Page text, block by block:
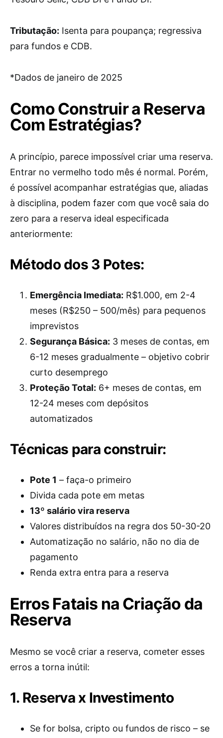
Tributação: Isenta para poupança; regressiva
para fundos e CDB.
*Dados de janeiro de 2025
Como Construir a Reserva
Com Estratégias?
A princípio, parece impossível criar uma reserva.
Entrar no vermelho todo mês é normal. Porém,
é possível acompanhar estratégias que, aliadas
à disciplina, podem fazer com que você saia do
zero para a reserva ideal especificada
anteriormente:
Método dos 3 Potes:
Emergência Imediata: R$1.000, em 2-4
meses (R$250 – 500/mês) para pequenos
imprevistos
Segurança Básica: 3 meses de contas, em
6-12 meses gradualmente – objetivo cobrir
curto desemprego
Proteção Total: 6+ meses de contas, em
12-24 meses com depósitos
automatizados
Técnicas para construir:
Pote 1 – faça-o primeiro
Divida cada pote em metas
13º salário vira reserva
Valores distribuídos na regra dos 50-30-20
Automatização no salário, não no dia de
pagamento
Renda extra entra para a reserva
Erros Fatais na Criação da
Reserva
Mesmo se você criar a reserva, cometer esses
erros a torna inútil:
1. Reserva x Investimento
Se for bolsa, cripto ou fundos de risco – se